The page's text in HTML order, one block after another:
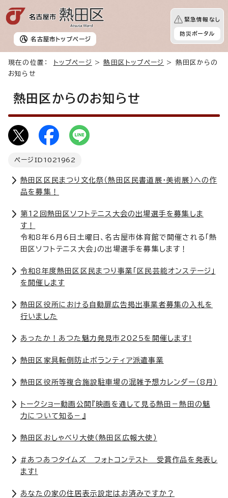
名古屋市 トップページ
緊急情報なし
防災ポータル
現在の位置： トップページ >熱田区トップページ
> 熱田区からの
お知らせ
熱田区からのお知らせ
ページID 1021962
熱田区区民まつり文化祭（熱田区民書道展・美術展）への作
品を募集！
第12回熱田区ソフトテニス大会の出場選手を募集しま
す！
令和8年6月6日土曜日、名古屋市体育館で開催される「熱
田区ソフトテニス大会」の出場選手を募集します！
令和8年度熱田区区民まつり事業「区民芸能オンステージ」
を開催します
熱田区役所における自動扉広告掲出事業者募集の入札を
行いました
あったか！あつた魅力発見市2025を開催します!
熱田区家具転倒防止ボランティア派遣事業
熱田区役所等複合施設駐車場の混雑予想カレンダー（8月）
トークショー動画公開『映画を通して見る熱田－熱田の魅
力について知る－』
熱田区おしゃべり大使（熱田区広報大使）
#あつあつタイムズ フォトコンテスト 受賞作品を発表し
ます!
あなたの家の住居表示設定はお済みですか？